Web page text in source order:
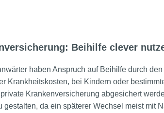
Beihilfe clever
haben Anspruch auf Beihilfe durch
Krankheitskosten, bei Kindern oder
Krankenversicherung abgesichert
gestalten, da ein späterer Wechsel meist mit